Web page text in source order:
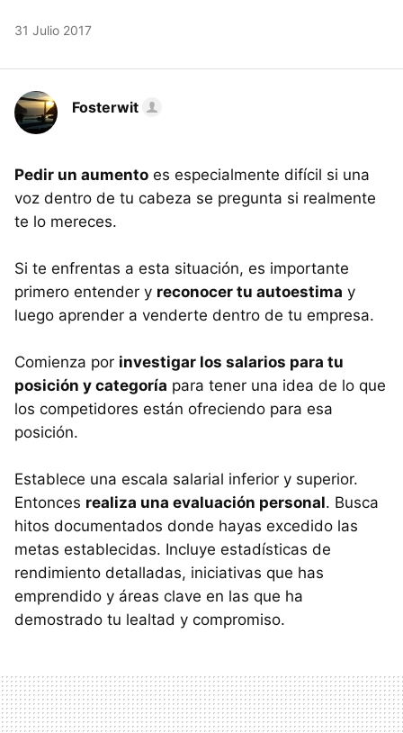
31 Julio 2017
Fosterwit
Pedir un aumento es especialmente difícil si una
voz dentro de tu cabeza se pregunta si realmente
te lo mereces.
Si te enfrentas a esta situación, es importante
primero entender y reconocer tu autoestima y
luego aprender a venderte dentro de tu empresa.
Comienza por investigar los salarios para tu
posición y categoría para tener una idea de lo que
los competidores están ofreciendo para esa
posición.
Establece una escala salarial inferior y superior.
Entonces realiza una evaluación personal. Busca
hitos documentados donde hayas excedido las
metas establecidas. Incluye estadísticas de
rendimiento detalladas, iniciativas que has
emprendido y áreas clave en las que ha
demostrado tu lealtad y compromiso.